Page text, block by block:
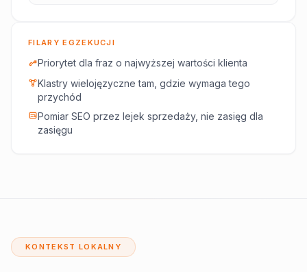
FILARY EGZEKUCJI
Priorytet dla fraz o najwyższej wartości klienta
Klastry wielojęzyczne tam, gdzie wymaga tego
przychód
Pomiar SEO przez lejek sprzedaży, nie zasięg dla
zasięgu
KONTEKST LOKALNY